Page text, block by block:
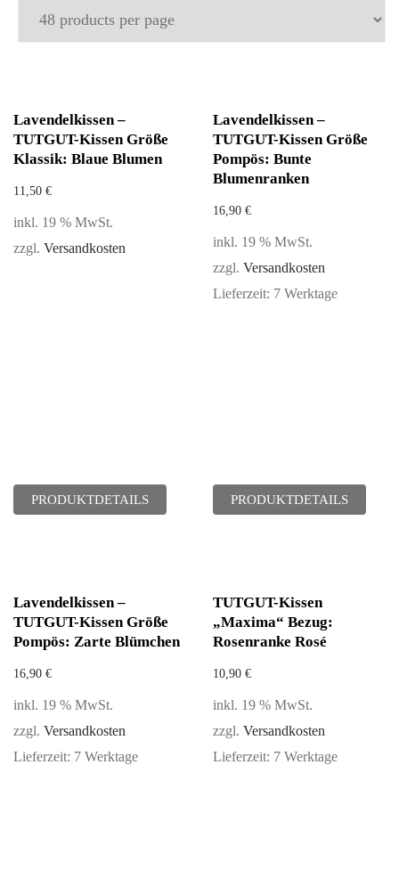
Lavendelkissen –
TUTGUT-Kissen Größe
Klassik: Blaue Blumen
11,50 €
inkl. 19 % MwSt.
zzgl. Versandkosten
PRODUKTDETAILS
Lavendelkissen –
TUTGUT-Kissen Größe
Pompös: Bunte
Blumenranken
16,90 €
inkl. 19 % MwSt.
zzgl. Versandkosten
Lieferzeit: 7 Werktage
PRODUKTDETAILS
Lavendelkissen –
TUTGUT-Kissen Größe
Pompös: Zarte Blümchen
16,90 €
inkl. 19 % MwSt.
zzgl. Versandkosten
Lieferzeit: 7 Werktage
TUTGUT-Kissen
„Maxima“ Bezug:
Rosenranke Rosé
10,90 €
inkl. 19 % MwSt.
zzgl. Versandkosten
Lieferzeit: 7 Werktage